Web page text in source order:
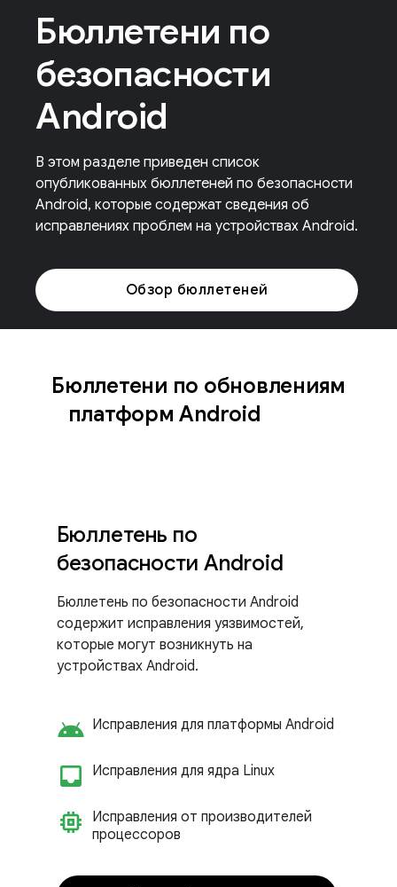
Бюллетени по
безопасности
Android
В этом разделе приведен список
опубликованных бюллетеней по безопасности
Android, которые содержат сведения об
исправлениях проблем на устройствах Android.
Обзор бюллетеней
Бюллетени по обновлениям
платформ Android
Бюллетень по
безопасности Android
Бюллетень по безопасности Android
содержит исправления уязвимостей,
которые могут возникнуть на
устройствах Android.
android Исправления для платформы Android
inbox_customize
Исправления для ядра Linux
memory
Исправления от производителей
процессоров